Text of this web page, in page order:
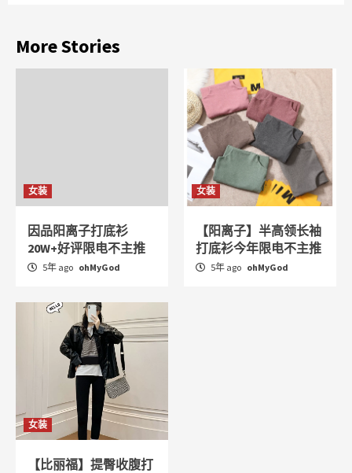
More Stories
女装
因品阳离子打底衫
20W+好评限电不主推
5年 ago ohMyGod
女装
【阳离子】半高领长袖
打底衫今年限电不主推
5年 ago ohMyGod
女装
【比丽福】提臀收腹打